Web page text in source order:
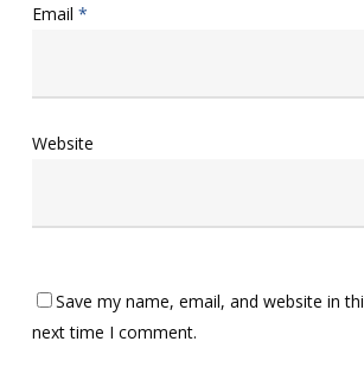
Email *
Website
Save my name, email, and website in
next time I comment.